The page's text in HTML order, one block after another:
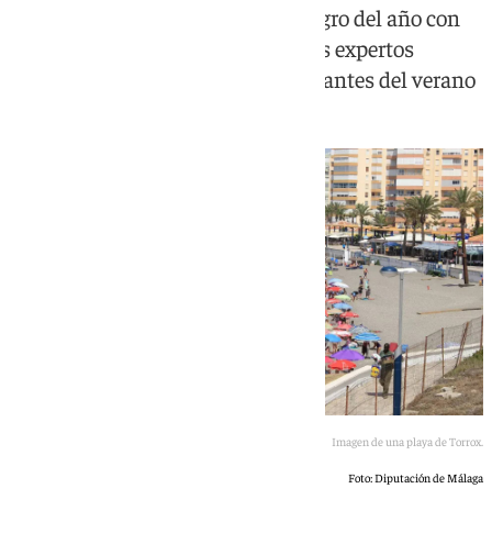
La provincia cierra el mes más negro del año con
víctimas en playas y piscinas y los expertos
alertan de que el riesgo comienza antes del verano
Imagen de una playa de Torrox.
Foto: Diputación de Málaga